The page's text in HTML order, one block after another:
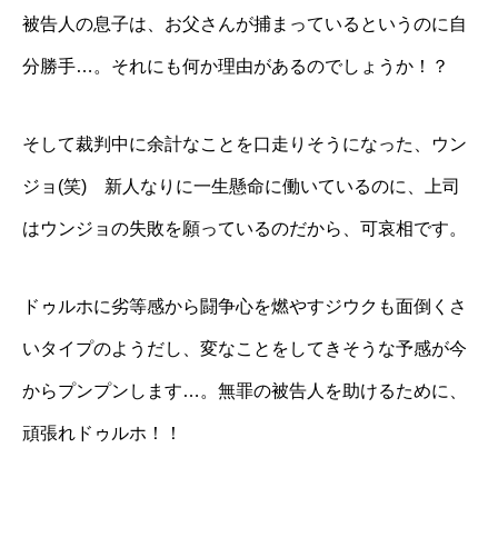
被告人の息子は、お父さんが捕まっているというのに自
分勝手…。それにも何か理由があるのでしょうか！？
そして裁判中に余計なことを口走りそうになった、ウン
ジョ(笑) 新人なりに一生懸命に働いているのに、上司
はウンジョの失敗を願っているのだから、可哀相です。
ドゥルホに劣等感から闘争心を燃やすジウクも面倒くさ
いタイプのようだし、変なことをしてきそうな予感が今
からプンプンします…。無罪の被告人を助けるために、
頑張れドゥルホ！！